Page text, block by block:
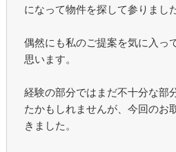
になって物件を探して参りまし
偶然にも私のご提案を気に入っ
思います。
経験の部分ではまだ不十分な部
たかもしれませんが、今回のお
きました。